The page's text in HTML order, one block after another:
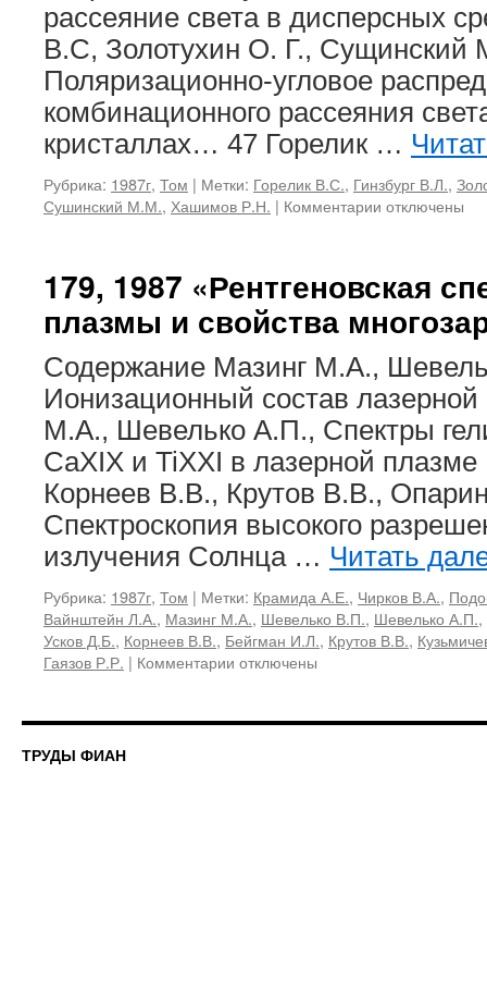
рассеяние света в дисперсных
В.С, Золотухин О. Г., Сущинский
Поляризационно-угловое
комбинационного рассеяния
кристаллах… 47 Горелик …
Рубрика: 1987г, Том | Метки: Горелик В.С., Гинзбург В.Л.,
Сушинский М.М., Хашимов Р.Н. | Комментарии к
«Неупругое
рассеяние
света
кристаллах»
отключены
179, 1987 «Рентгеновская
плазмы и свойства
Содержание Мазинг М.А.,
Ионизационный состав
М.А., Шевелько А.П., Спектры
CaXIX и TiXXI в лазерной
Корнеев В.В., Крутов В.В.,
Спектроскопия высокого
излучения Солнца … Читать
Рубрика: 1987г, Том | Метки: Крамида А.Е., Чирков В.А.,
Вайнштейн Л.А., Мазинг М.А., Шевелько В.П., Шевелько А.П.,
Усков Д.Б., Корнеев В.В., Бейгман И.Л., Крутов В.В.,
Гаязов Р.Р. | Комментарии к
1987
отключены
ТРУДЫ ФИАН